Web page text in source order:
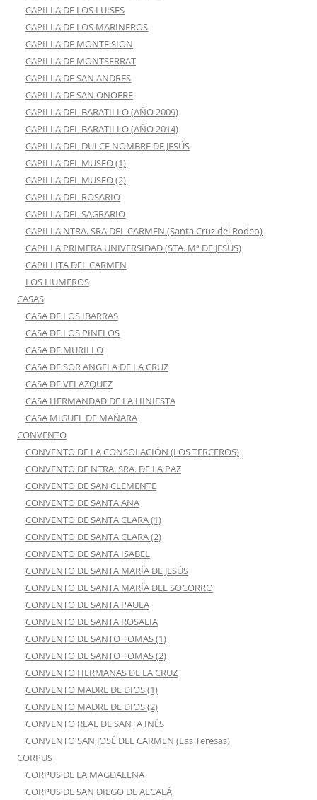
CAPILLA DE LOS LUISES
CAPILLA DE LOS MARINEROS
CAPILLA DE MONTE SION
CAPILLA DE MONTSERRAT
CAPILLA DE SAN ANDRES
CAPILLA DE SAN ONOFRE
CAPILLA DEL BARATILLO (AÑO 2009)
CAPILLA DEL BARATILLO (AÑO 2014)
CAPILLA DEL DULCE NOMBRE DE JESÚS
CAPILLA DEL MUSEO (1)
CAPILLA DEL MUSEO (2)
CAPILLA DEL ROSARIO
CAPILLA DEL SAGRARIO
CAPILLA NTRA. SRA DEL CARMEN (Santa Cruz del Rodeo)
CAPILLA PRIMERA UNIVERSIDAD (STA. Mª DE JESÚS)
CAPILLITA DEL CARMEN
LOS HUMEROS
CASAS
CASA DE LOS IBARRAS
CASA DE LOS PINELOS
CASA DE MURILLO
CASA DE SOR ANGELA DE LA CRUZ
CASA DE VELAZQUEZ
CASA HERMANDAD DE LA HINIESTA
CASA MIGUEL DE MAÑARA
CONVENTO
CONVENTO DE LA CONSOLACIÓN (LOS TERCEROS)
CONVENTO DE NTRA. SRA. DE LA PAZ
CONVENTO DE SAN CLEMENTE
CONVENTO DE SANTA ANA
CONVENTO DE SANTA CLARA (1)
CONVENTO DE SANTA CLARA (2)
CONVENTO DE SANTA ISABEL
CONVENTO DE SANTA MARÍA DE JESÚS
CONVENTO DE SANTA MARÍA DEL SOCORRO
CONVENTO DE SANTA PAULA
CONVENTO DE SANTA ROSALIA
CONVENTO DE SANTO TOMAS (1)
CONVENTO DE SANTO TOMAS (2)
CONVENTO HERMANAS DE LA CRUZ
CONVENTO MADRE DE DIOS (1)
CONVENTO MADRE DE DIOS (2)
CONVENTO REAL DE SANTA INÉS
CONVENTO SAN JOSÉ DEL CARMEN (Las Teresas)
CORPUS
CORPUS DE LA MAGDALENA
CORPUS DE SAN DIEGO DE ALCALÁ